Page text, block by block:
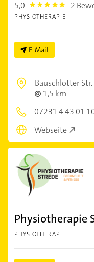
5,0 5.0 2
PHYSIOTHERAPIE
E-Mail
Bauschlotter Str.
1,5 km
07231 4 43 01
Webseite
Physiotherapie
PHYSIOTHERAPIE